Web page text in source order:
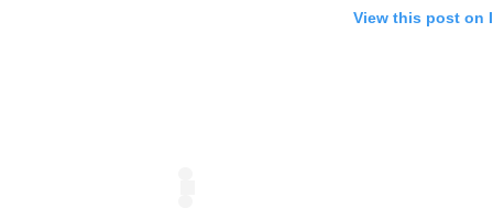
View this post on